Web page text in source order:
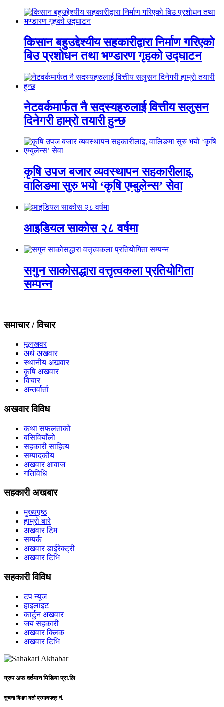
किसान बहुउद्देश्यीय सहकारीद्वारा निर्माण गरिएको
बिउ प्रशोधन तथा भण्डारण गृहको उद्घाटन
नेटवर्कमार्फत नै सदस्यहरुलाई वित्तीय सलुसन
दिनेगरी हाम्रो तयारी हुन्छ
कृषि उपज बजार व्यवस्थापन सहकारीलाइ,
वालिङमा सुरु भयो ‘कृषि एम्बुलेन्स’ सेवा
आइडियल साकोस २८ वर्षमा
सगुन साकोसद्धारा वत्तृत्वकला प्रतियोगिता
सम्पन्न
समाचार / विचार
मूलखवर
अर्थ अखवार
स्थानीय अखवार
कृषि अखवार
विचार
अन्तर्वार्ता
अखवार विविध
कथा सफलताको
बसिवियाँलो
सहकारी साहित्य
सम्पादकीय
अखवार आवाज
गतिविधि
सहकारी अखबार
मुख्यपृष्ठ
हाम्रो बारे
अखवार टिम
सम्पर्क
अखवार डाईरेक्ट्री
अखवार टिभि
सहकारी विविध
टप न्यूज
हाइलाइट
कार्टुन अखवार
जय सहकारी
अखवार क्लिक
अखवार टिभि
ग्रुप अफ वर्तमान मिडिया प्रा.लि
सूचना बिभाग दर्ता प्रमाणपत्र नं.